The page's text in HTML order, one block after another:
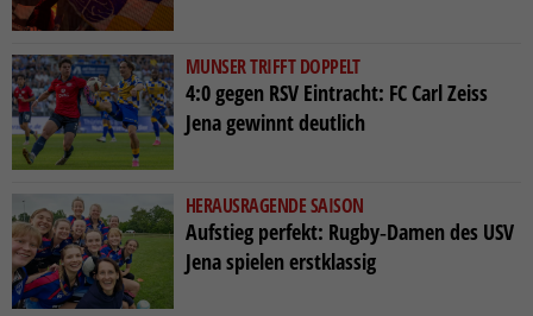
MUNSER TRIFFT DOPPELT
4:0 gegen RSV Eintracht: FC Carl Zeiss
Jena gewinnt deutlich
HERAUSRAGENDE SAISON
Aufstieg perfekt: Rugby‑Damen des USV
Jena spielen erstklassig